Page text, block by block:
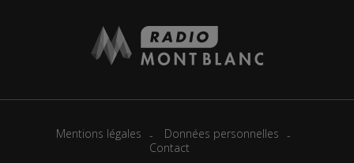
Mentions légales
Données personnelles
Contact